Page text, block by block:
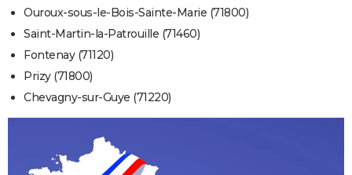
Ouroux-sous-le-Bois-Sainte-Marie (71800)
Saint-Martin-la-Patrouille (71460)
Fontenay (71120)
Prizy (71800)
Chevagny-sur-Guye (71220)